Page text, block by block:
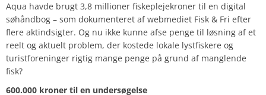
Aqua havde brugt 3,8 millioner fiskeplejekroner til en digital
søhåndbog – som dokumenteret af webmediet Fisk & Fri efter
flere aktindsigter. Og nu ikke kunne afse penge til løsning af et
reelt og aktuelt problem, der kostede lokale lystfiskere og
turistforeninger rigtig mange penge på grund af manglende
fisk?
600.000 kroner til en undersøgelse